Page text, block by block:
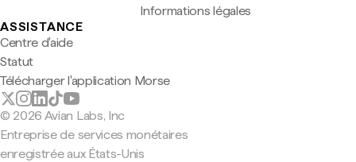
Informations légales
ASSISTANCE
Centre d'aide
Statut
Télécharger l'application Morse
© 2026 Avian Labs, Inc
Entreprise de services monétaires
enregistrée aux États-Unis